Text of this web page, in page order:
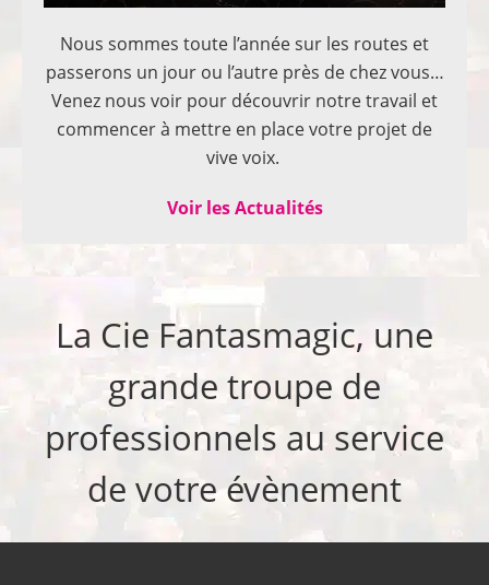
Nous sommes toute l’année sur les routes et
passerons un jour ou l’autre près de chez vous…
Venez nous voir pour découvrir notre travail et
commencer à mettre en place votre projet de
vive voix.
Voir les Actualités
La Cie Fantasmagic, une
grande troupe de
professionnels au service
de votre évènement